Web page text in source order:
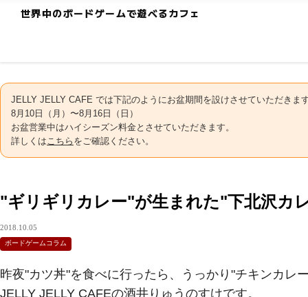
世界中のボードゲームで遊べるカフェ
JELLY JELLY CAFE では下記のようにお盆期間を設けさせていただきま
8月10日（月）〜8月16日（日）
お盆営業中はハイシーズン料金とさせていただきます。
詳しくはこちら をご確認ください。
"ギリギリカレー"が生まれた"下北沢カ
2018.10.05
ボードゲームコラム
昨夜"カツ丼"を食べに行ったら、うっかり"チキンカレ
JELLY JELLY CAFEの酒井りゅうのすけです。